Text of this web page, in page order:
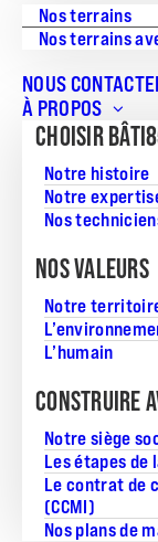
Nos terrains
Nos terrains
NOUS
À PROPOS
CHOISIR
Notre histoire
Notre
Nos
NOS VALEURS
Notre
L’humain
CONSTRUIRE
Notre siège
Les étapes
Le contrat de
(CCMI)
Nos plans de
Filtrez par ville
Filtrez par